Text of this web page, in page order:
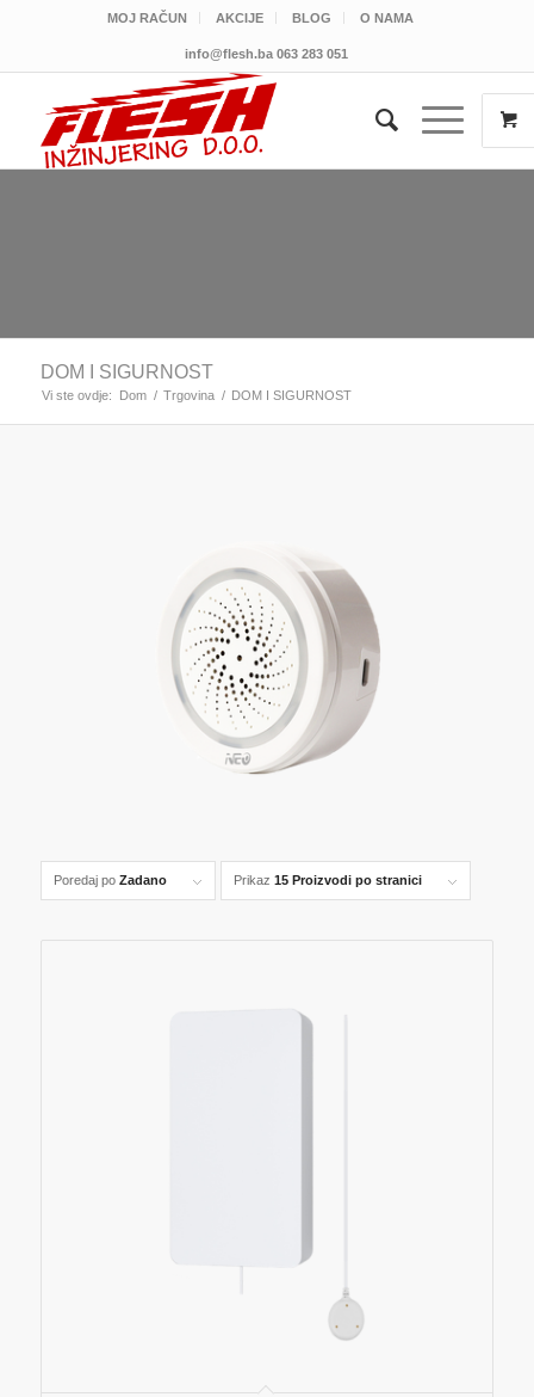
MOJ RAČUN AKCIJE BLOG O NAMA
info@flesh.ba 063 283 051
DOM I SIGURNOST
Vi ste ovdje: Dom / Trgovina / DOM I SIGURNOST
Poredaj po Zadano Prikaz 15 Proizvodi po stranici